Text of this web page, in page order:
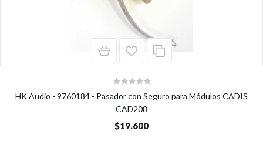
HK Audio - 9760184 - Pasador con Seguro para Módulos CADIS
CAD208
$19.600